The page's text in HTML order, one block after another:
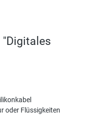
oder Flüssigkeiten